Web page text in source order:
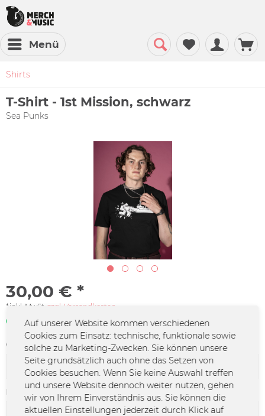
Menü
Shirts
T-Shirt - 1st Mission, schwarz
Sea Punks
30,00 € *
*inkl. MwSt. zzgl. Versandkosten
Sofort verfügbar | 3 - 4 Werktage
Größe:
Farbe:
Auf unserer Website kommen verschiedenen
Cookies zum Einsatz: technische, funktionale sowie
solche zu Marketing-Zwecken. Sie können unsere
Seite grundsätzlich auch ohne das Setzen von
Cookies besuchen. Wenn Sie keine Auswahl treffen
und unsere Website dennoch weiter nutzen, gehen
wir von Ihrem Einverständnis aus. Sie können die
aktuellen Einstellungen jederzeit durch Klick auf